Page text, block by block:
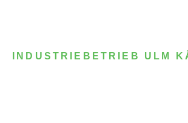
INDUSTRIEBETRIEB ULM